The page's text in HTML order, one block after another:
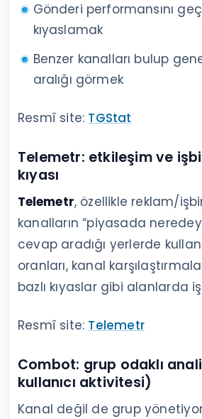
Gönderi performansını
kıyaslamak
Benzer kanalları bulup
aralığı görmek
Resmî site: TGStat
Telemetr: etkileşim ve
kıyası
Telemetr, özellikle reklam/
kanalların “piyasada
cevap aradığı yerlerde
oranları, kanal
bazlı kıyaslar gibi alanlarda
Resmî site: Telemetr
Combot: grup odaklı
kullanıcı aktivitesi)
Kanal değil de grup